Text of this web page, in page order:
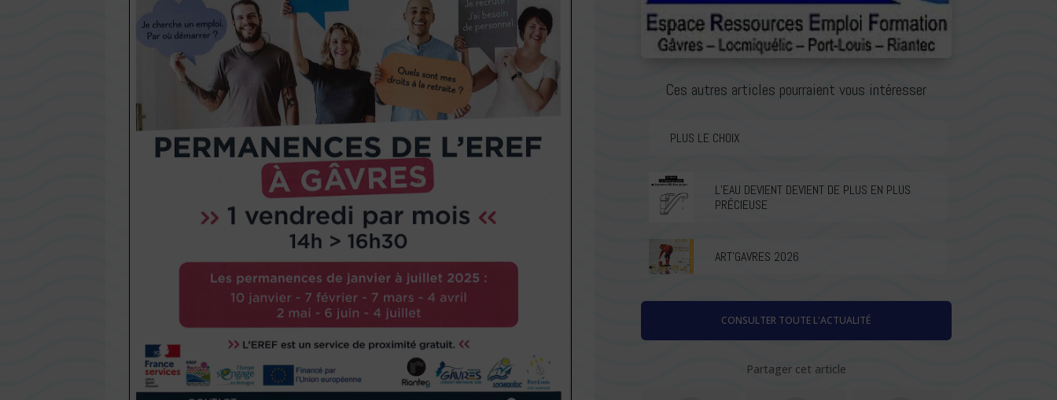
Ces autres articles pourraient vous intéresser
PLUS LE CHOIX
L’EAU DEVIENT DEVIENT DE PLUS EN PLUS
PRÉCIEUSE
ART’GAVRES 2026
CONSULTER TOUTE L'ACTUALITÉ
Partager cet article